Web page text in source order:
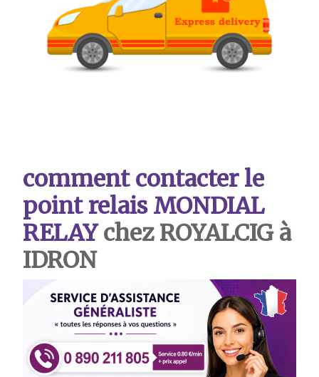
comment contacter le
point relais MONDIAL
RELAYchez ROYALCIG à
IDRON